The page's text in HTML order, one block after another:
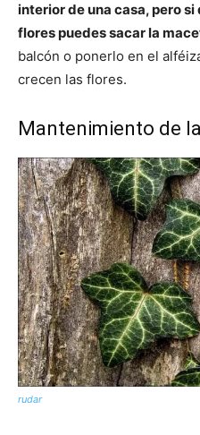
interior de una casa, pero
flores puedes sacar la
balcón o ponerlo en el
crecen las flores.
Mantenimiento de
rudar